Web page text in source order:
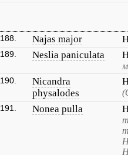
188. Najas major
189. Neslia paniculata
190.
Nicandra
physalodes
191. Nonea pulla